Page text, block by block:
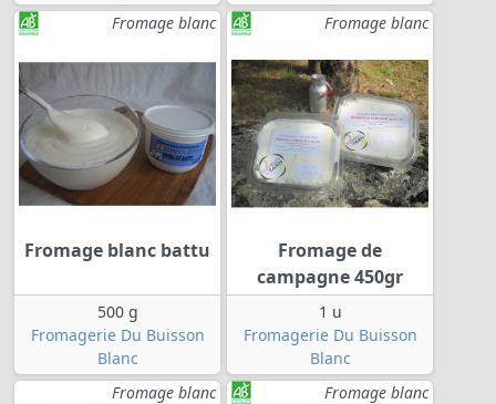
Fromage blanc
Fromage blanc battu
500 g
Fromagerie Du Buisson
Blanc
Fromage blanc
Fromage de
campagne 450gr
1 u
Fromagerie Du Buisson
Blanc
Fromage blanc
Fromage blanc